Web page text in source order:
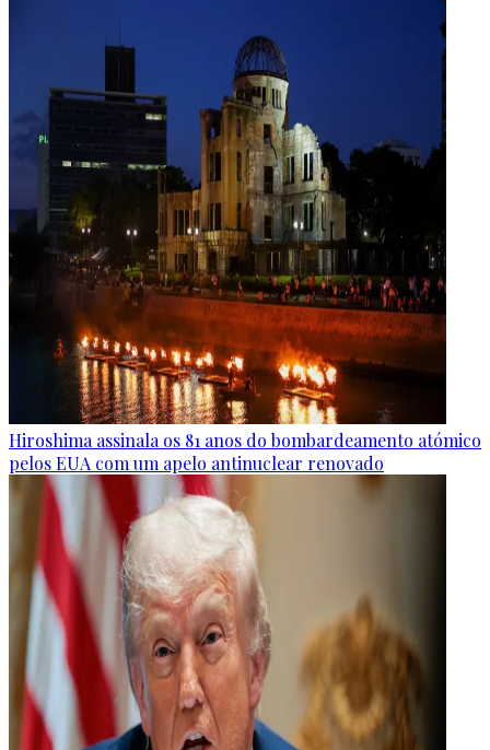
Hiroshima assinala os 81 anos do bombardeamento atómico
pelos EUA com um apelo antinuclear renovado